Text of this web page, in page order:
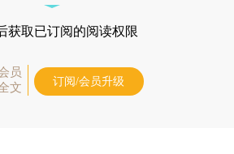
获取已订阅的阅读权限
员
文
订阅/会员升级